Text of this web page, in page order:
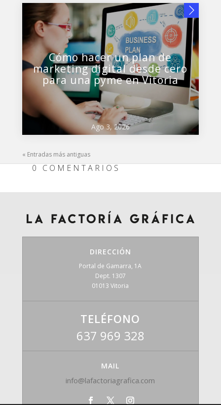
Cómo hacer un plan de
marketing digital desde cero
para una pyme en Vitoria
Ago 3, 2026
« Entradas más antiguas
0 COMENTARIOS
DIRECCIÓN
Portal de Gamarra, 1A
Dept. 1307
01013 Vitoria
TELÉFONO
637 969 328
MAIL
info@lafactoriagrafica.com